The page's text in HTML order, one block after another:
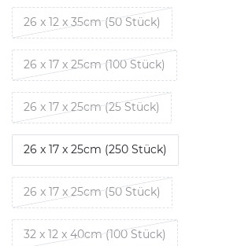
26 x 12 x 35cm (50 Stück)
26 x 17 x 25cm (100 Stück)
26 x 17 x 25cm (25 Stück)
26 x 17 x 25cm (250 Stück)
26 x 17 x 25cm (50 Stück)
32 x 12 x 40cm (100 Stück)